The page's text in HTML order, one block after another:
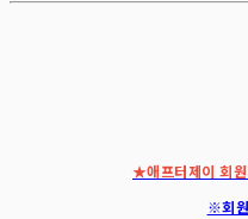
★애프터제이 회
※회